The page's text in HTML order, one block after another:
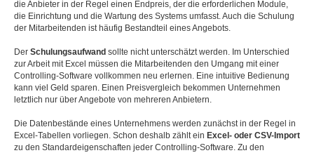
die Anbieter in der Regel einen Endpreis, der die erforderlichen Module,
die Einrichtung und die Wartung des Systems umfasst. Auch die Schulung
der Mitarbeitenden ist häufig Bestandteil eines Angebots.
Der Schulungsaufwand sollte nicht unterschätzt werden. Im Unterschied
zur Arbeit mit Excel müssen die Mitarbeitenden den Umgang mit einer
Controlling-Software vollkommen neu erlernen. Eine intuitive Bedienung
kann viel Geld sparen. Einen Preisvergleich bekommen Unternehmen
letztlich nur über Angebote von mehreren Anbietern.
Die Datenbestände eines Unternehmens werden zunächst in der Regel in
Excel-Tabellen vorliegen. Schon deshalb zählt ein Excel- oder CSV-Import
zu den Standardeigenschaften jeder Controlling-Software. Zu den